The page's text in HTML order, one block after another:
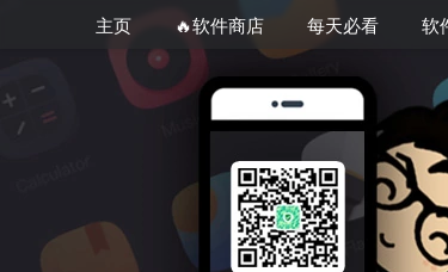
主页 🔥软件商店 每天必看 软